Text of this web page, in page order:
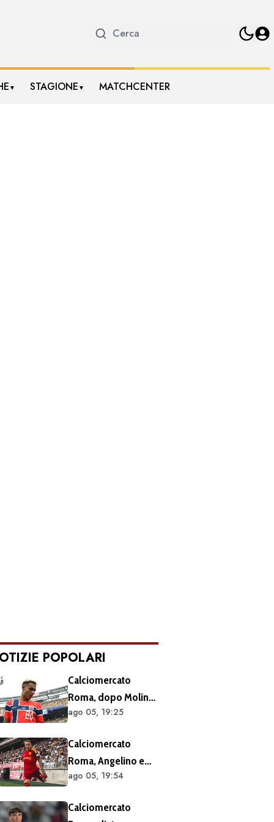
▼ STAGIONE ▼ MATCHCENTER
POPOLARI
Calciomercato
Roma, dopo Molina
si accelera sugli
prossimi obiettivi
ago 05, 19:25
Calciomercato
Roma, Angelino e
Kumbulla salutano:
Spagna
ago 05, 19:54
Calciomercato